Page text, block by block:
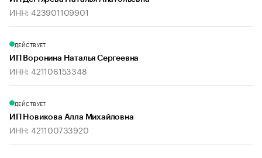
ИНН: 423901109901
ДЕЙСТВУЕТ
ИП Воронина Наталья Сергеевна
ИНН: 421106153348
ДЕЙСТВУЕТ
ИП Новикова Алла Михайловна
ИНН: 421100733920